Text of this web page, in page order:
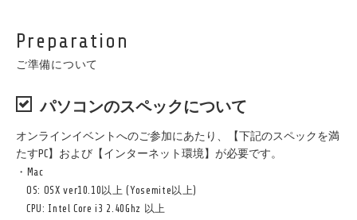
Preparation
ご準備について
パソコンのスペックについて
オンラインイベントへのご参加にあたり、【下記のスペックを満
たすPC】および【インターネット環境】が必要です。
・Mac
OS: OSX ver10.10以上 (Yosemite以上)
CPU: Intel Core i3 2.40Ghz 以上